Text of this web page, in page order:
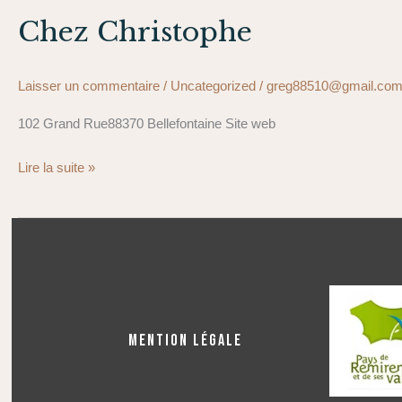
Chez Christophe
Laisser un commentaire / Uncategorized / greg88510@gmail.com
102 Grand Rue88370 Bellefontaine Site web
Lire la suite »
MENTION LÉGALE